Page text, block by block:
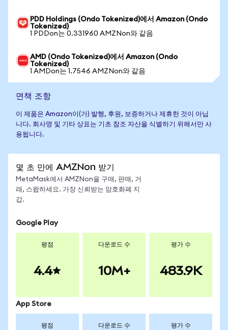
PDD Holdings (Ondo Tokenized)에서 Amazon (Ondo
Tokenized)
1 PDDon는 0.331960 AMZNon와 같음
AMD (Ondo Tokenized)에서 Amazon (Ondo
Tokenized)
1 AMDon는 1.7546 AMZNon와 같음
면책 조항
이 제품은 Amazon이(가) 발행, 후원, 보증하거나 제휴한 것이 아닙
니다. 회사명 및 기타 상표는 기초 참조 자산을 식별하기 위해서만 사
용됩니다.
몇 초 만에 AMZNon 받기
MetaMask에서 AMZNon을 구매, 판매, 거
래, 스왑하세요. 가장 신뢰받는 암호화폐 지
갑.
Google Play
평점
4.4
다운로드 수
10M+
평가 수
483.9K
App Store
평점 다운로드 수 평가 수